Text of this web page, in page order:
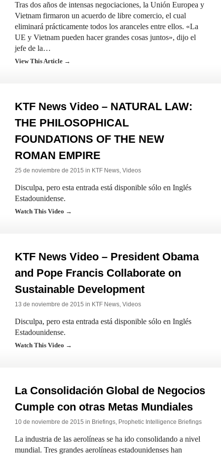
Tras dos años de intensas negociaciones, la Unión Europea y
Vietnam firmaron un acuerdo de libre comercio, el cual
eliminará prácticamente todos los aranceles entre ellos. «La
UE y Vietnam pueden hacer grandes cosas juntos», dijo el
jefe de la…
View This Article →
KTF News Video – NATURAL LAW:
THE PHILOSOPHICAL
FOUNDATIONS OF THE NEW
ROMAN EMPIRE
25 de noviembre de 2015 in KTF News, Videos
Disculpa, pero esta entrada está disponible sólo en Inglés
Estadounidense.
Watch This Video →
KTF News Video – President Obama
and Pope Francis Collaborate on
Sustainable Development
13 de noviembre de 2015 in KTF News, Videos
Disculpa, pero esta entrada está disponible sólo en Inglés
Estadounidense.
Watch This Video →
La Consolidación Global de Negocios
Cumple con otras Metas Mundiales
10 de noviembre de 2015 in Briefings, Prophetic Intelligence Briefings
La industria de las aerolíneas se ha ido consolidando a nivel
mundial. Tres grandes aerolíneas estadounidenses han